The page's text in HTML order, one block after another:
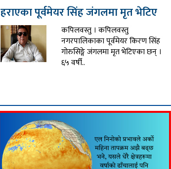
हराएका पूर्वमेयर सिंह जंगलमा मृत भेटिए
कपिलवस्तु । कपिलवस्तु
नगरपालिकाका पूर्वमेयर किरण सिंह
गोरुसिङ्गे जंगलमा मृत भेटिएका छन् ।
६५ वर्षी..